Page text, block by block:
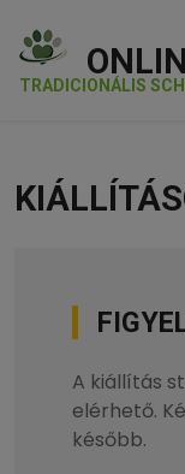
TRADICIONÁLIS
A kiállítás
elérhető.
később.